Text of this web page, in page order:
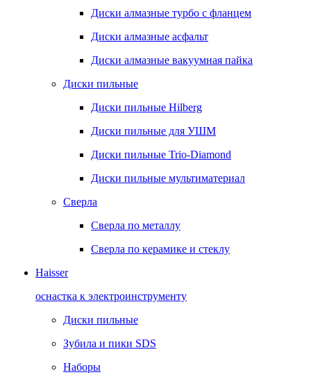
Диски алмазные турбо с фланцем
Диски алмазные асфальт
Диски алмазные вакуумная пайка
Диски пильные
Диски пильные Hilberg
Диски пильные для УШМ
Диски пильные Trio-Diamond
Диски пильные мультиматериал
Сверла
Сверла по металлу
Сверла по керамике и стеклу
Haisser
оснастка к электроинструменту
Диски пильные
Зубила и пики SDS
Наборы